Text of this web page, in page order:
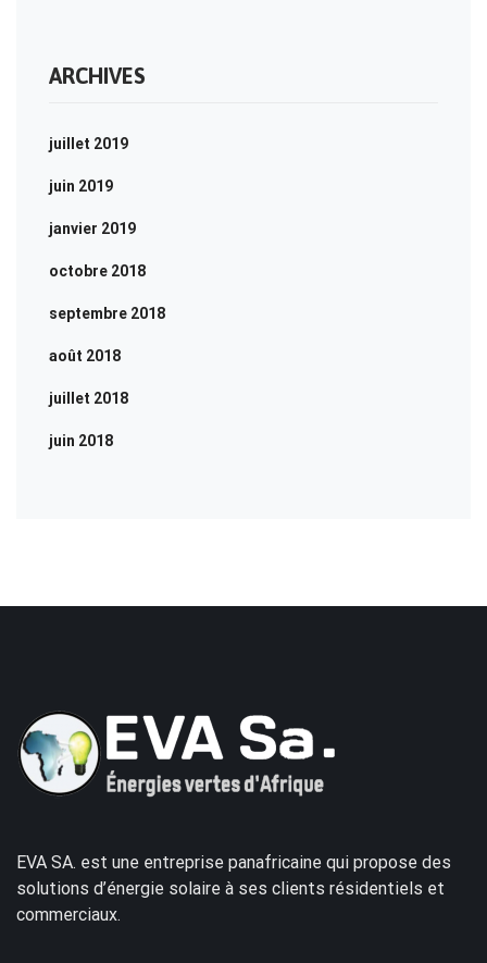
ARCHIVES
juillet 2019
juin 2019
janvier 2019
octobre 2018
septembre 2018
août 2018
juillet 2018
juin 2018
EVA SA. est une entreprise panafricaine qui propose des
solutions d’énergie solaire à ses clients résidentiels et
commerciaux.